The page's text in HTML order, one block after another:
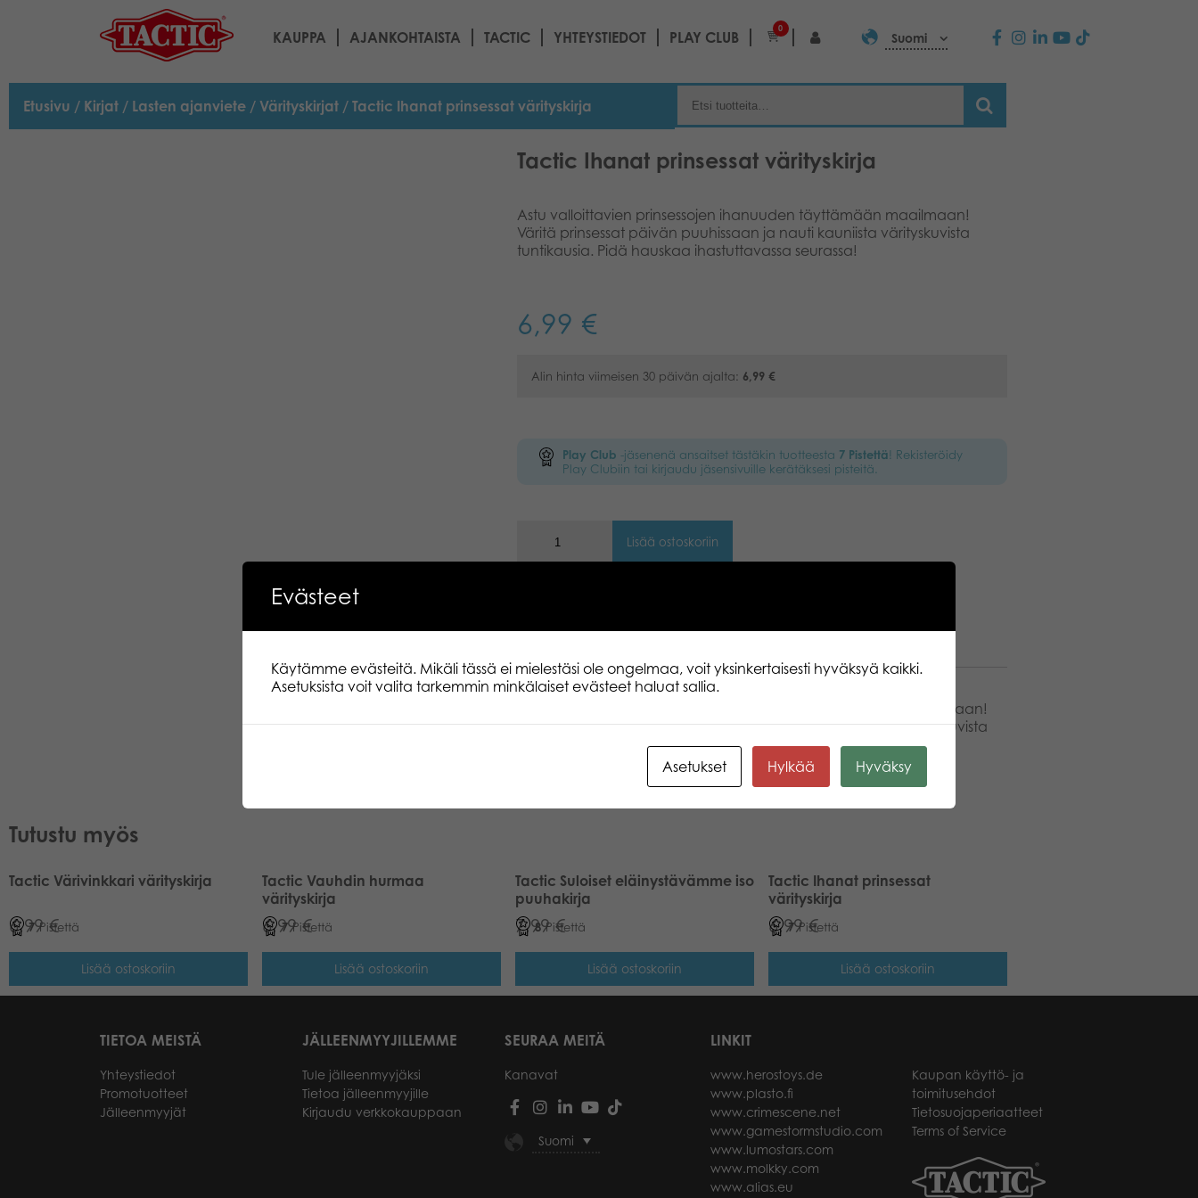
KAUPPA AJANKOHTAISTA TACTIC YHTEYSTIEDOT PLAY CLUB
0
Suomi
Etusivu / Kirjat / Lasten ajanviete / Värityskirjat / Tactic Ihanat prinsessat värityskirja
Tactic Ihanat prinsessat värityskirja
Astu valloittavien prinsessojen ihanuuden täyttämään maailmaan!
Väritä prinsessat päivän puuhissaan ja nauti kauniista värityskuvista
tuntikausia. Pidä hauskaa ihastuttavassa seurassa!
6,99 €
Alin hinta viimeisen 30 päivän ajalta: 6,99 €
Play Club -jäsenenä ansaitset tästäkin tuotteesta 7 Pistettä! Rekisteröidy
Play Clubiin tai kirjaudu jäsensivuille kerätäksesi pisteitä.
Lisää ostoskoriin
Astu valloittavien prinsessojen ihanuuden täyttämään maailmaan!
Väritä prinsessat päivän puuhissaan ja nauti kauniista värityskuvista
tuntikausia. Pidä hauskaa ihastuttavassa seurassa! 48 sivua.
Tutustu myös
Tactic Värivinkkari värityskirja
6,99€
7 Pistettä
Lisää ostoskoriin
Tactic Vauhdin hurmaa
värityskirja
6,99€
7 Pistettä
Lisää ostoskoriin
Tactic Suloiset eläinystävämme iso
puuhakirja
7,99€
8 Pistettä
Lisää ostoskoriin
Tactic Ihanat prinsessat
värityskirja
6,99€
7 Pistettä
Lisää ostoskoriin
TIETOA MEISTÄ
Yhteystiedot
Promotuotteet
Jälleenmyyjät
JÄLLEENMYYJILLEMME
Tule jälleenmyyjäksi
Tietoa jälleenmyyjille
Kirjaudu verkkokauppaan
SEURAA MEITÄ
Kanavat
Suomi
LINKIT
www.herostoys.de
www.plasto.fi
www.crimescene.net
www.gamestormstudio.com
www.lumostars.com
www.molkky.com
www.alias.eu
Kaupan käyttö- ja
toimitusehdot
Tietosuojaperiaatteet
Terms of Service
Evästeet
Käytämme evästeitä. Mikäli tässä ei mielestäsi ole ongelmaa, voit yksinkertaisesti hyväksyä kaikki.
Asetuksista voit valita tarkemmin minkälaiset evästeet haluat sallia.
Asetukset Hylkää Hyväksy